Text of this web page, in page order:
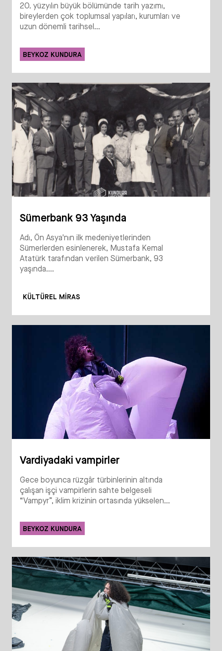
20. yüzyılın büyük bölümünde tarih yazımı,
bireylerden çok toplumsal yapıları, kurumları ve
uzun dönemli tarihsel...
BEYKOZ KUNDURA
Sümerbank 93 Yaşında
Adı, Ön Asya'nın ilk medeniyetlerinden
Sümerlerden esinlenerek, Mustafa Kemal
Atatürk tarafından verilen Sümerbank, 93
yaşında....
KÜLTÜREL MIRAS
Vardiyadaki vampirler
Gece boyunca rüzgâr türbinlerinin altında
çalışan işçi vampirlerin sahte belgeseli
“Vampyr”, iklim krizinin ortasında yükselen...
BEYKOZ KUNDURA